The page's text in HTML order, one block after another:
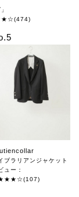
ブラリアンジャケット
ュー：